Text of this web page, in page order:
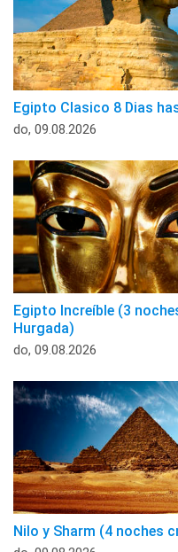
Egipto Clasico 8 Dias
do, 09.08.2026
Egipto Increíble (3
Hurgada)
do, 09.08.2026
Nilo y Sharm (4 noches